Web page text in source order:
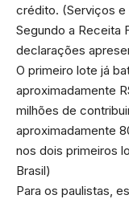
crédito. (Serviços
Segundo a Receita
declarações
O primeiro lote já
aproximadamente
milhões de
aproximadamente
nos dois primeiros
Brasil)
Para os paulistas,